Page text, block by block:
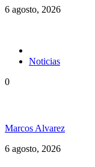
6 agosto, 2026
Noticias
0
Marcos Alvarez
6 agosto, 2026